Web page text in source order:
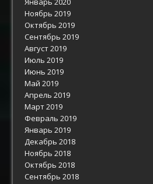
Ноябрь 2019
Октябрь 2019
Сентябрь 2019
Август 2019
Июль 2019
Июнь 2019
Май 2019
Апрель 2019
Март 2019
Февраль 2019
Январь 2019
Декабрь 2018
Ноябрь 2018
Октябрь 2018
Сентябрь 2018